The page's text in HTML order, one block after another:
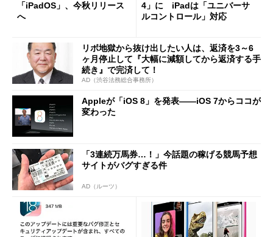
「iPadOS」、今秋リリース
へ
4」に iPadは「ユニバーサ
ルコントロール」対応
リボ地獄から抜け出したい人は、返済を3～6
ヶ月停止して『大幅に減額してから返済する手
続き』で完済して！
AD（渋谷法務総合事務所）
Appleが「iOS 8」を発表――iOS 7からココが
変わった
「3連続万馬券…！」今話題の稼げる競馬予想
サイトがバグすぎる件
AD（ルーツ）